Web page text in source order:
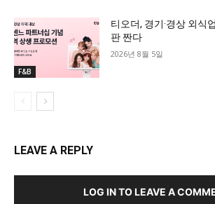
F&B
티오더, 경기·경상 외식
판 짠다
2026년 8월 5일
LEAVE A REPLY
LOG IN TO LEAVE A